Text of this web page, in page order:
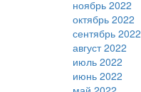
ноябрь 2022
октябрь 2022
сентябрь 2022
август 2022
июль 2022
июнь 2022